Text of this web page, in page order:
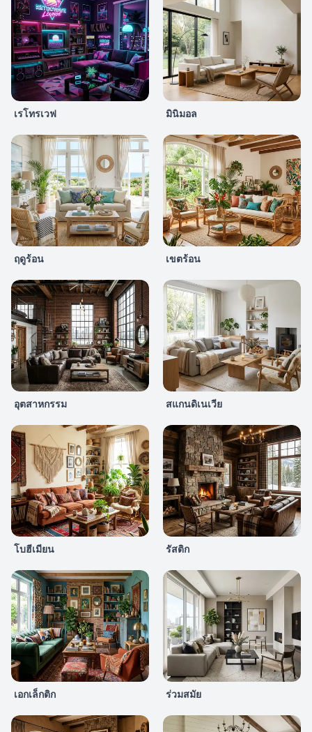
เรโทรเวฟ มินิมอล
ฤดูร้อน เขตร้อน
อุตสาหกรรม สแกนดิเนเวีย
โบฮีเมียน รัสติก
เอกเล็กติก ร่วมสมัย